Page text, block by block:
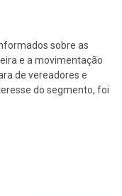
sobre as
e a movimentação
de vereadores e
do segmento, foi